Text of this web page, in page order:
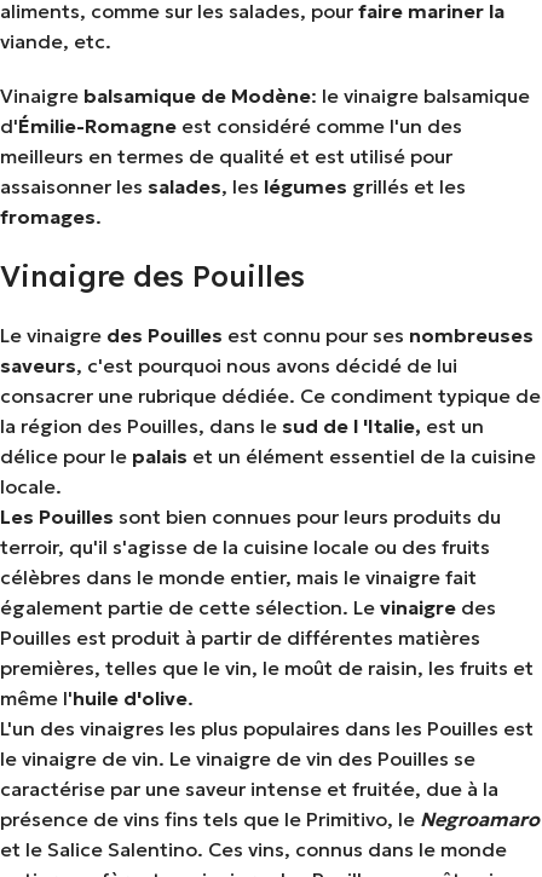
aliments, comme sur les salades, pour faire mariner la
viande, etc.
Vinaigre balsamique de Modène: le vinaigre balsamique
d'Émilie-Romagne est considéré comme l'un des
meilleurs en termes de qualité et est utilisé pour
assaisonner les salades, les légumes grillés et les
fromages.
Vinaigre des Pouilles
Le vinaigre des Pouilles est connu pour ses nombreuses
saveurs, c'est pourquoi nous avons décidé de lui
consacrer une rubrique dédiée. Ce condiment typique de
la région des Pouilles, dans le sud de l 'Italie, est un
délice pour le palais et un élément essentiel de la cuisine
locale.
Les Pouilles sont bien connues pour leurs produits du
terroir, qu'il s'agisse de la cuisine locale ou des fruits
célèbres dans le monde entier, mais le vinaigre fait
également partie de cette sélection. Le vinaigre des
Pouilles est produit à partir de différentes matières
premières, telles que le vin, le moût de raisin, les fruits et
même l'huile d'olive.
L'un des vinaigres les plus populaires dans les Pouilles est
le vinaigre de vin. Le vinaigre de vin des Pouilles se
caractérise par une saveur intense et fruitée, due à la
présence de vins fins tels que le Primitivo, le Negroamaro
et le Salice Salentino. Ces vins, connus dans le monde